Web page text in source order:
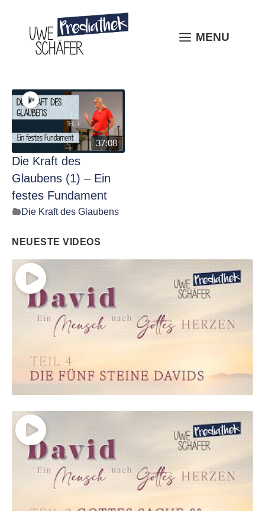
content
MENU
MENU
37:08
Die Kraft des
Glaubens (1) – Ein
festes Fundament
Die Kraft des Glaubens
NEUESTE VIDEOS